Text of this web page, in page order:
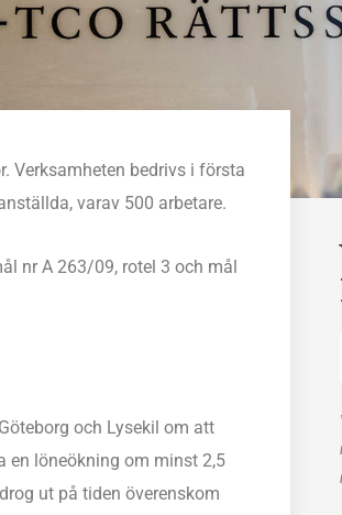
Verksamheten bedrivs i första
varav 500 arbetare.
nr A 263/09, rotel 3 och mål
och Lysekil om att
en löneökning om minst 2,5
ut på tiden överenskom